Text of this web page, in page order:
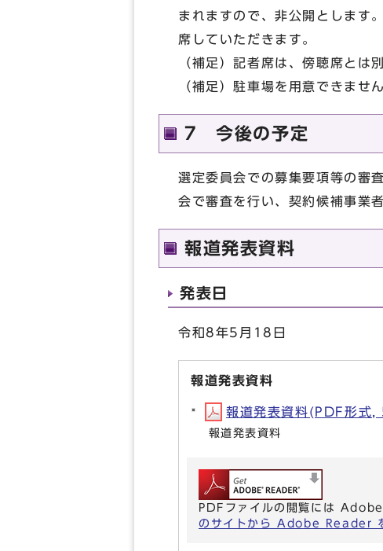
まれますので、非公開とします
席していただきます。
（補足）記者席は、傍聴席とは
（補足）駐車場を用意できませ
7 今後の予定
選定委員会での募集要項等の審
会で審査を行い、契約候補事業
報道発表資料
発表日
令和8年5月18日
報道発表資料
報道発表資料(PDF形
報道発表資料
PDFファイルの閲覧には
のサイトから Adobe Reader を